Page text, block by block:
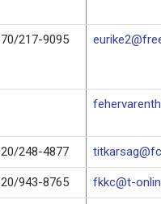
70/217-9095
20/248-4877
20/943-8765 fkkc@t-